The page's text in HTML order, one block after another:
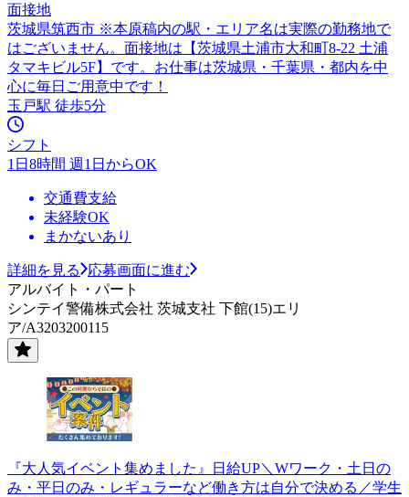
面接地
茨城県筑西市 ※本原稿内の駅・エリア名は実際の勤務地で
はございません。面接地は【茨城県土浦市大和町8-22 土浦
タマキビル5F】です。お仕事は茨城県・千葉県・都内を中
心に毎日ご用意中です！
玉戸駅 徒歩5分
シフト
1日8時間 週1日からOK
交通費支給
未経験OK
まかないあり
詳細を見る
応募画面に進む
アルバイト・パート
シンテイ警備株式会社 茨城支社 下館(15)エリ
ア/A3203200115
『大人気イベント集めました』日給UP＼Wワーク・土日の
み・平日のみ・レギュラーなど働き方は自分で決める／学生